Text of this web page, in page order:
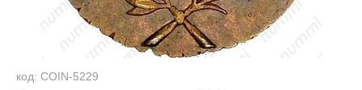
код: COIN-5229